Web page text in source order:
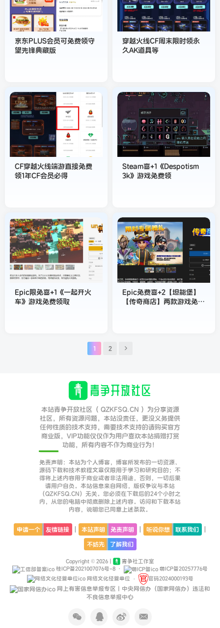
京东PLUS会员可免费领守
望先锋典藏版
穿越火线CF周末限时领永
久AK道具等
CF穿越火线端游直接免费
领1年CF会员必得
Steam喜+1《Despotism
3k》游戏免费领
Epic限免喜+1《一起开火
车》游戏免费领取
Epic免费喜+2【坦能堡】
【传奇商店】两款游戏免费
1 2
本站青争开放社区（ QZKFSQ.CN ）为分享资源
社区，所有资源问题，本站没责任，更没义务提供
任何性质的技术支持，需要技术支持的请购买官方
商业版，VIP功能仅仅作为用户喜欢本站捐赠打赏
功能，所有内容不作为商业行为！
免责声明：本站为个人博客，博客所发布的一切资源、
源码下载和技术教程文章仅限用于学习和研究目的；不
得将上述内容用于商业或者非法用途，否则，一切后果
请用户自负。本站信息来自网络，版权争议与本站
（QZKFSQ.CN）无关。您必须在下载后的24个小时之
内，从您的电脑中彻底删除上述内容。访问和下载本站
内容，说明您已同意上述条款。
申请一个 友情链接 本站声明 免责声明 听说你想 联系我们
不妨先 了解我们
Copyright © 2026 |
青争社工作室
桂ICP备2021007076号-8 ·
萌ICP备20257776号
网络文化经营单位 · 官码2024000193号
网上有害信息举报专区丨中央网信办（国家网信办）违法和
不良信息举报中心